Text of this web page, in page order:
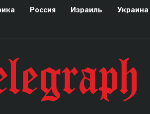
Россия Израиль Украина